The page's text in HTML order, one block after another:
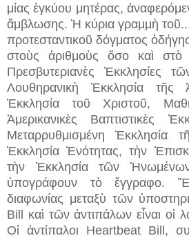
μίας ἐγκύου μητέρας,
ἄμβλωσης. Ἡ κύρια γραμμὴ
προτεσταντικοῦ δόγματος
στοὺς ἀριθμοὺς ὅσο καὶ στὸ
Πρεσβυτεριανὲς Ἐκκλησίες
Λουθηρανικὴ Ἐκκλησία τῆς
Ἐκκλησία τοῦ Χριστοῦ,
Ἀμερικανικὲς Βαπτιστικὲς
Μεταρρυθμισμένη Ἐκκλησία
Ἐκκλησία Ἑνότητας, τὴν
τὴν Ἐκκλησία τῶν
ὑπογράφουν τὸ ἔγγραφο.
διαφωνίας μεταξὺ τῶν
Bill καὶ τῶν ἀντιπάλων εἶναι οἱ
Οἱ ἀντίπαλοι Heartbeat Bill,